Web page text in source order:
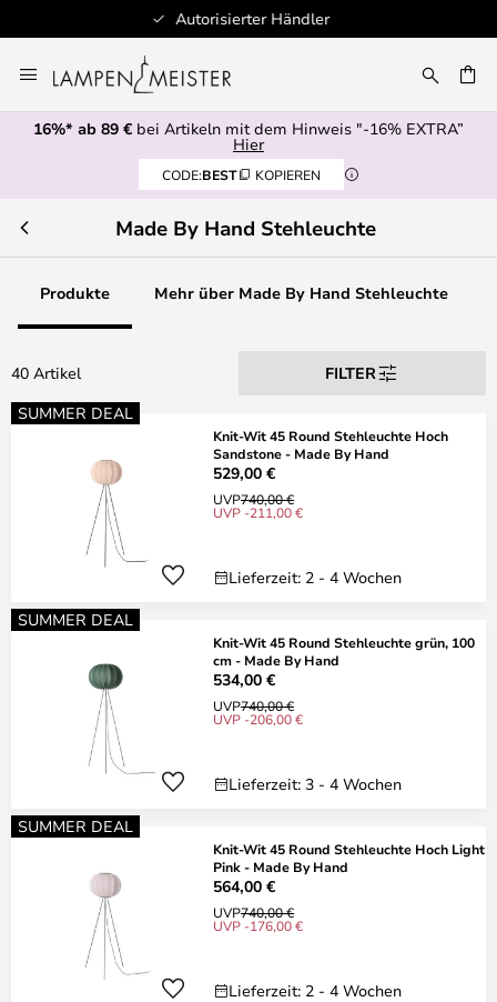
Schnelle Lieferung
Inhalt
springen
16%* ab 89 € bei Artikeln mit dem Hinweis "-16% EXTRA”
Hier
CODE:BEST KOPIEREN
Made By Hand Stehleuchte
Produkte Mehr über Made By Hand Stehleuchte
40 Artikel
FILTER
SUMMER DEAL
Knit-Wit 45 Round Stehleuchte Hoch
Sandstone - Made By Hand
529,00 €
UVP740,00 €
UVP -211,00 €
Lieferzeit: 2 - 4 Wochen
SUMMER DEAL
Knit-Wit 45 Round Stehleuchte grün, 100
cm - Made By Hand
534,00 €
UVP740,00 €
UVP -206,00 €
Lieferzeit: 3 - 4 Wochen
SUMMER DEAL
Knit-Wit 45 Round Stehleuchte Hoch Light
Pink - Made By Hand
564,00 €
UVP740,00 €
UVP -176,00 €
Lieferzeit: 2 - 4 Wochen